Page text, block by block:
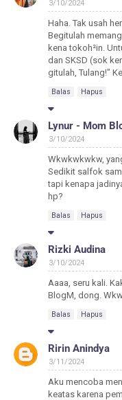
3/10/2024
Haha. Tak usah
Begitulah
kena tokoh²in.
dan SKSD (sok
gitulah, Tulang!"
Balas Hapus
Lynur - Mom
3/10/2024
Wkwkwkwkw,
Sedikit salfok
tapi kenapa
hp?
Balas Hapus
Rizki Audina
3/10/2024
Aaaa, seru kali.
BlogM, dong.
Balas Hapus
Ririn Anindya
3/11/2024
Aku mencoba
keatas karena